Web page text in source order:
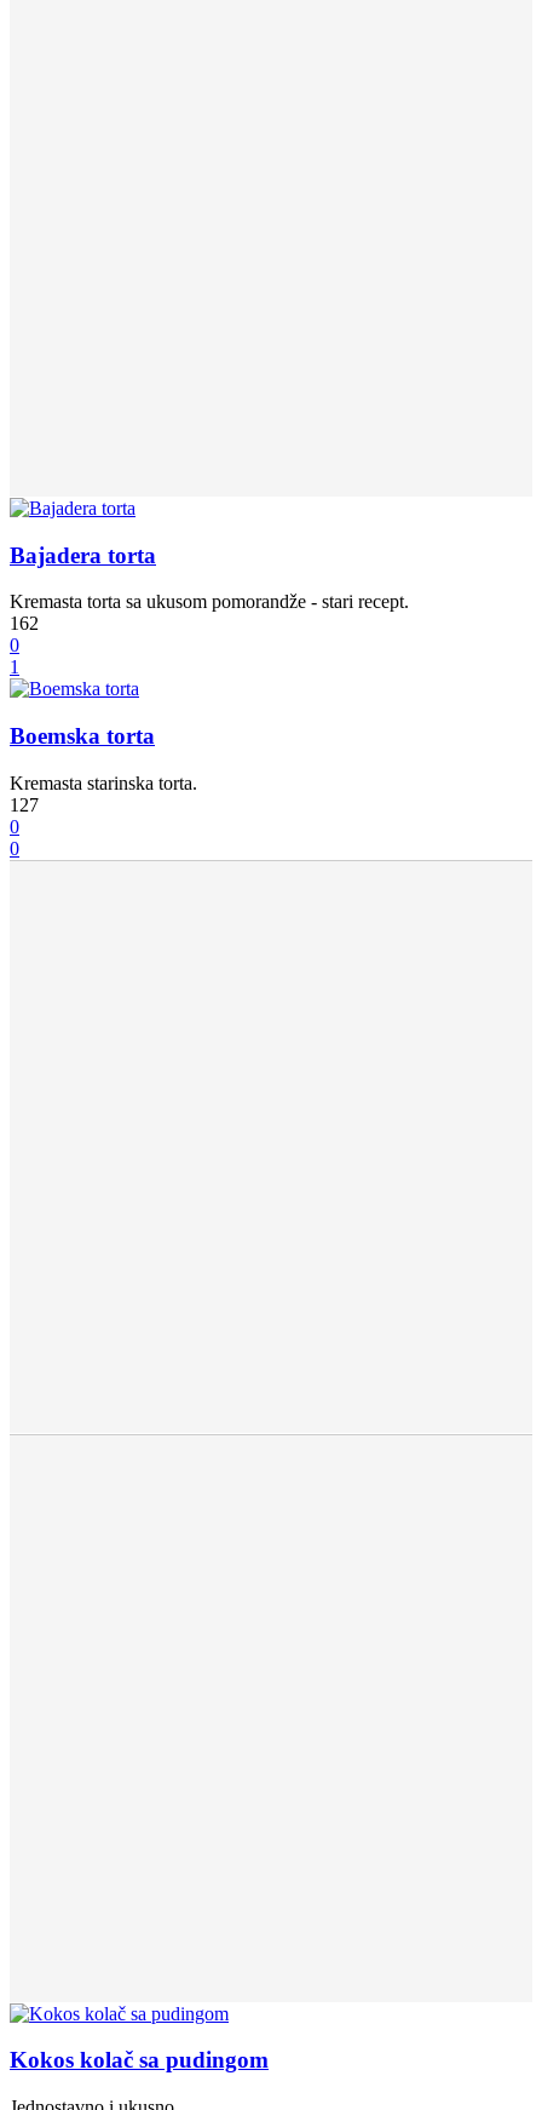
Bajadera torta
Kremasta torta sa ukusom pomorandže - stari recept.
162
0
1
Boemska torta
Kremasta starinska torta.
127
0
0
Kokos kolač sa pudingom